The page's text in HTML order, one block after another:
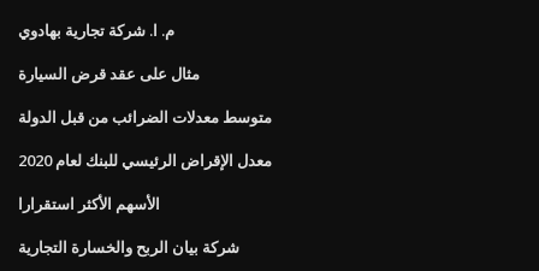
م. ا. شركة تجارية بهادوي
مثال على عقد قرض السيارة
متوسط ​​معدلات الضرائب من قبل الدولة
معدل الإقراض الرئيسي للبنك لعام 2020
الأسهم الأكثر استقرارا
شركة بيان الربح والخسارة التجارية